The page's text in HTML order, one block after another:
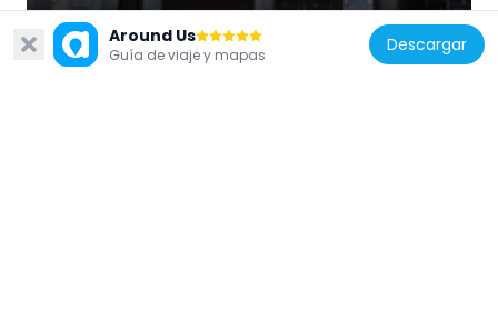
Around Us
Guía de viaje y mapas Descargar